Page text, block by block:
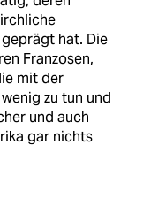
hat. Die
Franzosen,
mit der
zu tun und
und auch
gar nichts